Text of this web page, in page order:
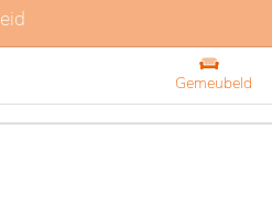
Gemeubeld